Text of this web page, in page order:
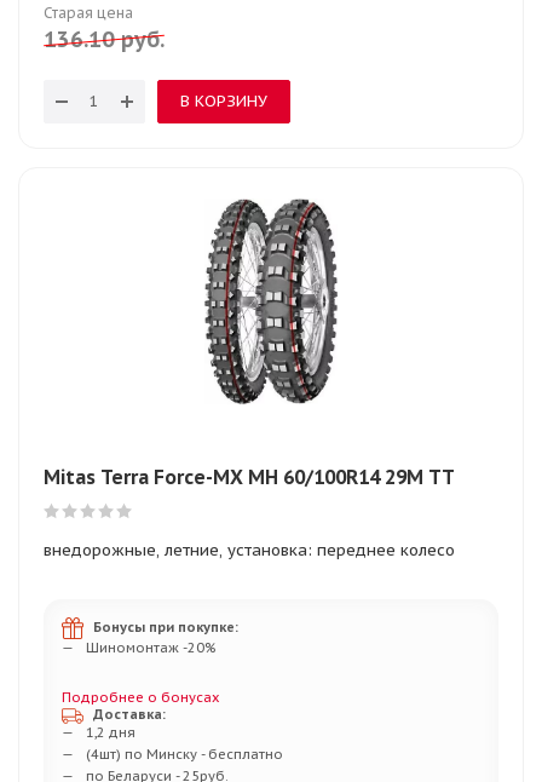
Старая цена
136.10руб.
В КОРЗИНУ
Mitas Terra Force-MX MH 60/100R14 29M TT
внедорожные, летние, установка: переднее колесо
Бонусы при покупке:
Шиномонтаж -20%
Подробнее о бонусах
Доставка:
1,2 дня
(4шт) по Минску - бесплатно
по Беларуси - 25руб.